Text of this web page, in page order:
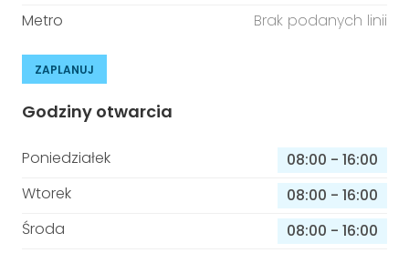
Metro
Brak podanych linii
ZAPLANUJ
Godziny otwarcia
Poniedziałek 08:00 - 16:00
Wtorek
08:00 - 16:00
Środa
08:00 - 16:00